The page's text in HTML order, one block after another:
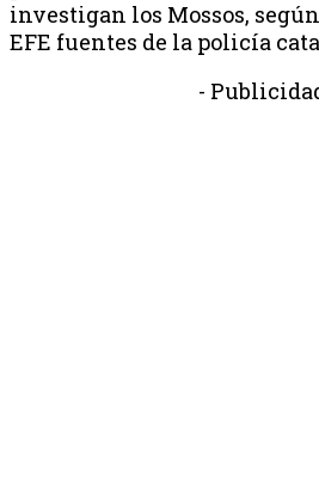
investigan los Mossos,
EFE fuentes de la policía
-